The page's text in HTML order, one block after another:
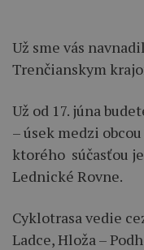
Už sme vás
Trenčianskym
Už od 17. júna
– úsek medzi
ktorého súčasťou
Lednické Rovne.
Cyklotrasa vedie
Ladce, Hloža –